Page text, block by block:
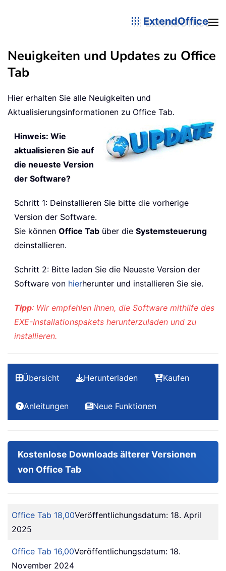
ExtendOffice
Neuigkeiten und Updates zu Office
Tab
Hier erhalten Sie alle Neuigkeiten und
Aktualisierungsinformationen zu Office Tab.
Hinweis: Wie
aktualisieren Sie auf
die neueste Version
der Software?
Schritt 1: Deinstallieren Sie bitte die vorherige
Version der Software.
Sie können Office Tab über die Systemsteuerung
deinstallieren.
Schritt 2: Bitte laden Sie die Neueste Version der
Software von hierherunter und installieren Sie sie.
Tipp: Wir empfehlen Ihnen, die Software mithilfe des
EXE-Installationspakets herunterzuladen und zu
installieren.
Übersicht Herunterladen Kaufen
Anleitungen Neue Funktionen
Kostenlose Downloads älterer Versionen
von Office Tab
Office Tab 18,00Veröffentlichungsdatum: 18. April
2025
Office Tab 16,00Veröffentlichungsdatum: 18.
November 2024